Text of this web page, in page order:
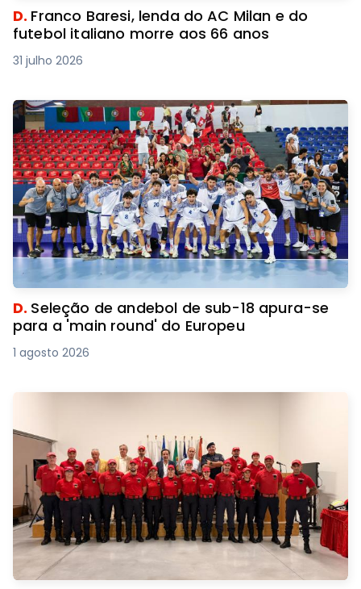
D. Franco Baresi, lenda do AC Milan e do
futebol italiano morre aos 66 anos
31 julho 2026
D. Seleção de andebol de sub-18 apura-se
para a 'main round' do Europeu
1 agosto 2026